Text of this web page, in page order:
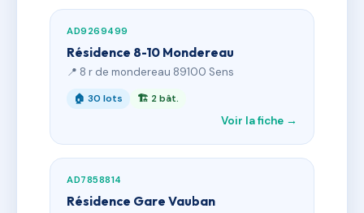
AD9269499
Résidence 8-10 Mondereau
📍 8 r de mondereau 89100 Sens
🏠 30 lots 🏗 2 bât.
Voir la fiche →
AD7858814
Résidence Gare Vauban